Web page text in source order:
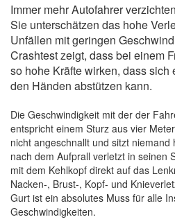
Immer mehr Autofahrer
Sie unterschätzen das hohe
Unfällen mit geringen
Crashtest zeigt, dass bei einem
so hohe Kräfte wirken, dass sich
den Händen abstützen kann.
Die Geschwindigkeit mit der der
entspricht einem Sturz aus vier
nicht angeschnallt und sitzt
nach dem Aufprall verletzt in seinen
mit dem Kehlkopf direkt auf das
Nacken-, Brust-, Kopf- und
Gurt ist ein absolutes Muss für alle
Geschwindigkeiten.